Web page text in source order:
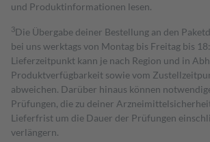
und Produktinformationen lesen.
3Die Übergabe deiner Bestellung an den
bei uns werktags von Montag bis Freitag bis
Lieferzeitpunkt kann je nach Region und in
Produktverfügbarkeit sowie vom
abweichen. Darüber hinaus können
Prüfungen, die zu deiner
Lieferfrist um die Dauer der Prüfungen
verlängern.